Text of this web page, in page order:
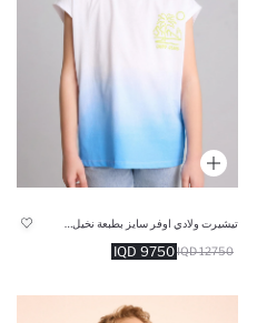
9750 IQD 12750 IQD